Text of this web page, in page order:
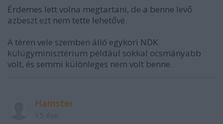
Érdemes lett volna megtartani, de a benne levő
azbeszt ezt nem tette lehetővé.
A téren vele szemben álló egykori NDK
külügyminisztérium például sokkal ocsmányabb
volt, és semmi különleges nem volt benne.
Hamster